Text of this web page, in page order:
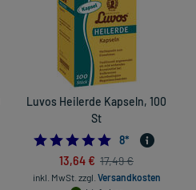
Luvos Heilerde Kapseln, 100
St
5.0
8*
13,64 € 17,49 €
inkl. MwSt. zzgl. Versandkosten